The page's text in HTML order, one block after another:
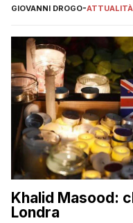
stato dell’arte del
GIOVANNI DROGO-ATTUALITÀ
Khalid Masood:
Londra